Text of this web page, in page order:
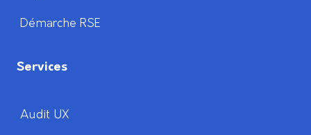
Démarche RSE
Services
Audit UX